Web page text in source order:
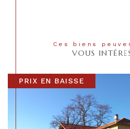
Ces biens
VOUS
PRIX EN BAISSE